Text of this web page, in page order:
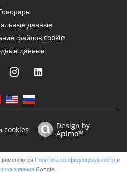
данные
файлов cookie
данные
cookies
Design by
Apimo™
Политика конфиденциальностии
Google.